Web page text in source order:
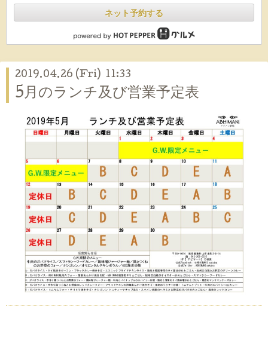
ネット予約する
2019.04.26 (Fri) 11:33
5月のランチ及び営業予定表